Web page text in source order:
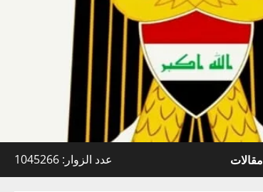
مقالات عدد الزوار: 1045266